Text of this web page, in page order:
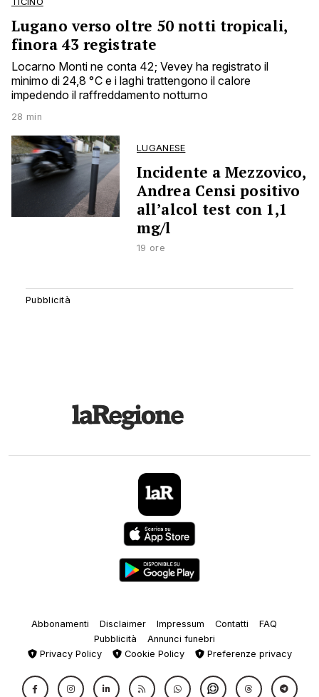
Lugano verso oltre 50 notti tropicali,
finora 43 registrate
Locarno Monti ne conta 42; Vevey ha registrato il
minimo di 24,8 °C e i laghi trattengono il calore
impedendo il raffreddamento notturno
28 min
LUGANESE
Incidente a Mezzovico,
Andrea Censi positivo
all’alcol test con 1,1
mg/l
19 ore
Abbonamenti Disclaimer Impressum Contatti
FAQ
Pubblicità
Annunci funebri
Privacy Policy
Cookie Policy Preferenze privacy